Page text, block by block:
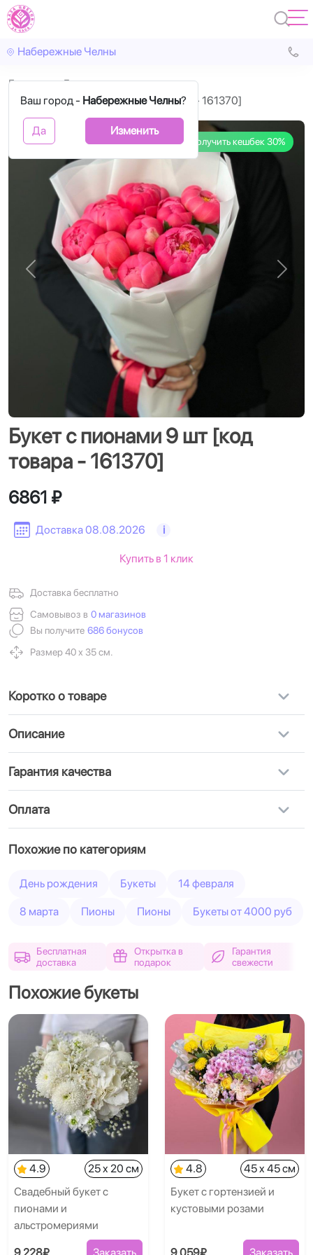
Набережные Челны
Ваш город - Набережные Челны?
Да Изменить
Главная
Букеты
Букет с пионами 9 шт [код товара - 161370]
Получить кешбек 30%
Назад
Букет с пионами 9 шт [код
товара - 161370]
Доставка 08.08.2026 i
6861 ₽
Доставка бесплатно
Самовывоз в 0 магазинов
Вы получите 686 бонусов
Размер 40 х 35 см.
Купить в 1 клик
Коротко о товаре
Описание
Гарантия качества
Оплата
Похожие по категориям
День рождения Букеты 14 февраля
8 марта Пионы Пионы Букеты от 4000 руб
Бесплатная
доставка
Открытка в
подарок
Гарантия
свежести
Похожие букеты
4.9
25 x 20 см
Свадебный букет с
пионами и
альстромериями
4.8
45 x 45 см
Букет с гортензией и
кустовыми розами